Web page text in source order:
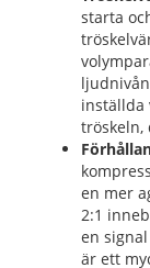
starta
inställda
tröskeln,
en mer
2:1
en
är ett